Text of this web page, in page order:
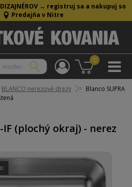
→ registruj sa a nakupuj so
Predajňa v Nitre
0
BLANCO nerezové drezy
Blanco SUPRA
IF (plochý okraj) - nerez